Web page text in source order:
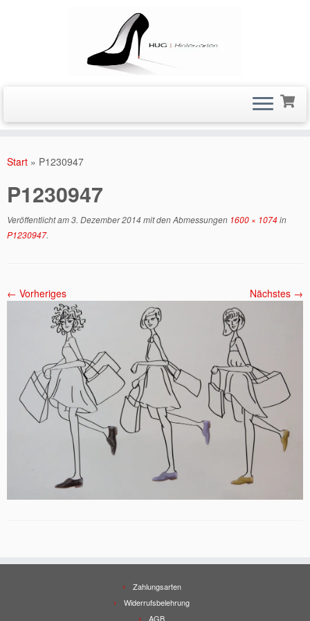
Inhalt
Start » P1230947
P1230947
Veröffentlicht am3. Dezember 2014mit den Abmessungen 1600 × 1074in
P1230947.
← Vorheriges Nächstes →
Zahlungsarten
Widerrufsbelehrung
AGB